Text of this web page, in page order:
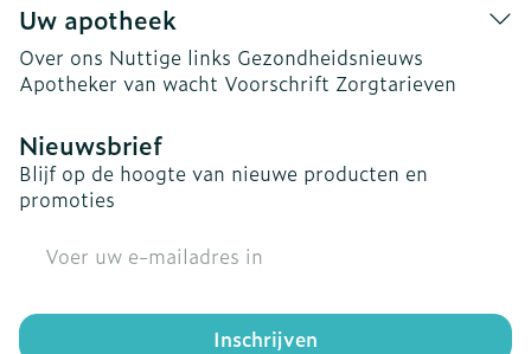
Uw apotheek
Over ons Nuttige links Gezondheidsnieuws
Apotheker van wacht Voorschrift Zorgtarieven
Nieuwsbrief
Blijf op de hoogte van nieuwe producten en
promoties
Inschrijven